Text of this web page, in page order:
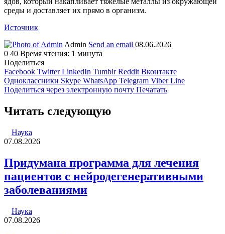
среды и доставляет их прямо в организм.
Источник
Admin Send an email 08.06.2026
0 40 Время чтения: 1 минута
Поделиться
Facebook Twitter LinkedIn Tumblr Reddit Вконтакте
Одноклассники Skype WhatsApp Telegram Viber Line
Поделиться через электронную почту Печатать
Читать следующую
Наука
07.08.2026
Придумана программа для лечения
пациентов с нейродегенеративными
заболеваниями
Наука
07.08.2026